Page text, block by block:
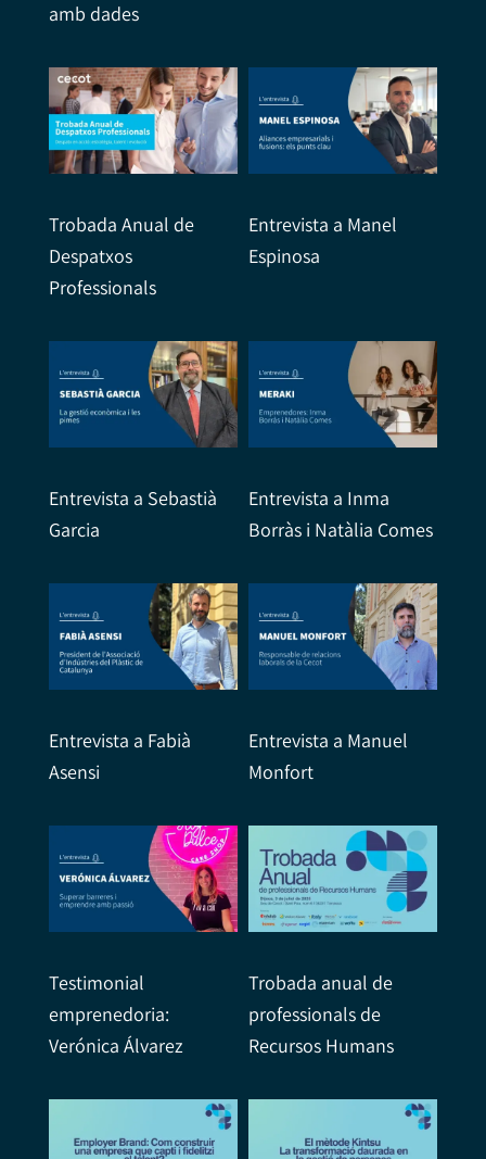
amb dades
Trobada Anual de
Despatxos
Professionals
Entrevista a Manel
Espinosa
Entrevista a Sebastià
Garcia
Entrevista a Inma
Borràs i Natàlia Comes
Entrevista a Fabià
Asensi
Entrevista a Manuel
Monfort
Testimonial
emprenedoria:
Verónica Álvarez
Trobada anual de
professionals de
Recursos Humans